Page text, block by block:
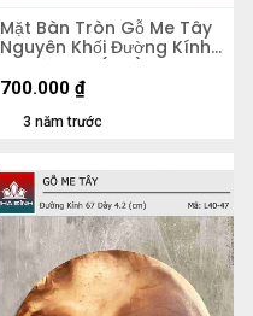
Mặt Bàn Tròn Gỗ Me Tây
Nguyên Khối Đường Kính
54 Dày 4.4 (cm)
3 năm trước
700.000 ₫